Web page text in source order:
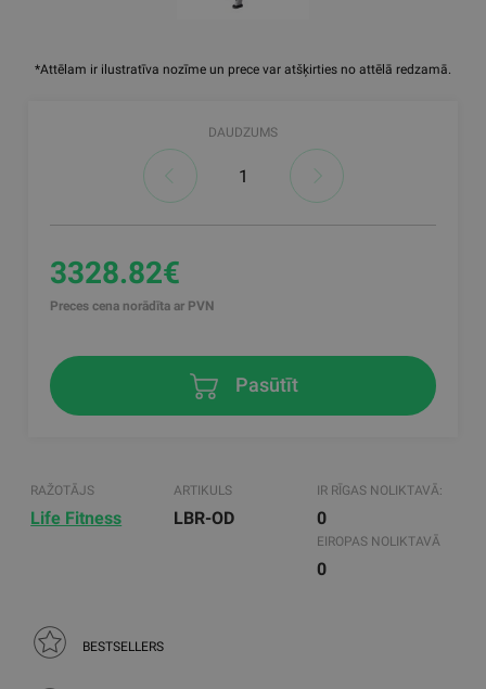
*Attēlam ir ilustratīva nozīme un prece var atšķirties no attēlā redzamā.
DAUDZUMS
3328.82€
Preces cena norādīta ar PVN
Pasūtīt
RAŽOTĀJS
Life Fitness
ARTIKULS
LBR-OD
IR RĪGAS NOLIKTAVĀ:
0
EIROPAS NOLIKTAVĀ
0
BESTSELLERS